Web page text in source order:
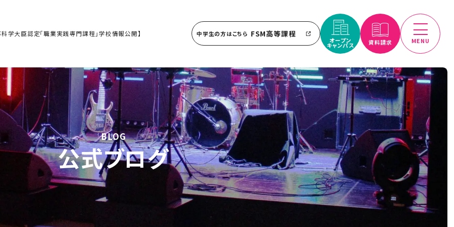
科学大臣認定「職業実践専門課程」学校情報公開】 中学生の方はこちら FSM高等課程
オープン
キャンパス 資料請求 MENU
BLOG
公式ブログ